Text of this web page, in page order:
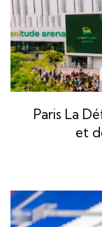
Paris La
et